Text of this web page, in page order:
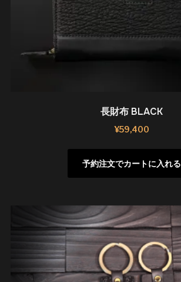
長財布 BLACK
¥59,400
予約注文でカートに入れる